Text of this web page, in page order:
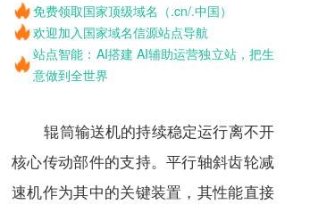
免费领取国家顶级域名（.cn/.中国）
欢迎加入国家域名信源站点导航
站点智能：AI搭建 AI辅助运营独立站，把生
意做到全世界
辊筒输送机的持续稳定运行离不开
核心传动部件的支持。平行轴斜齿轮减
速机作为其中的关键装置，其性能直接